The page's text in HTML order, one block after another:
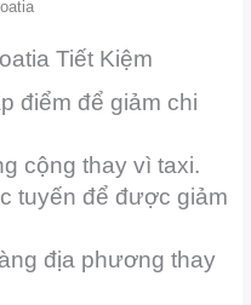
Tiết Kiệm
điểm để giảm chi
cộng thay vì taxi.
tuyến để được giảm
địa phương thay